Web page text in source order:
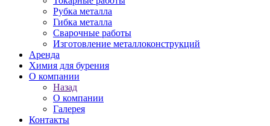
Рубка металла
Гибка металла
Сварочные работы
Изготовление металлоконструкций
Аренда
Химия для бурения
О компании
Назад
О компании
Галерея
Контакты